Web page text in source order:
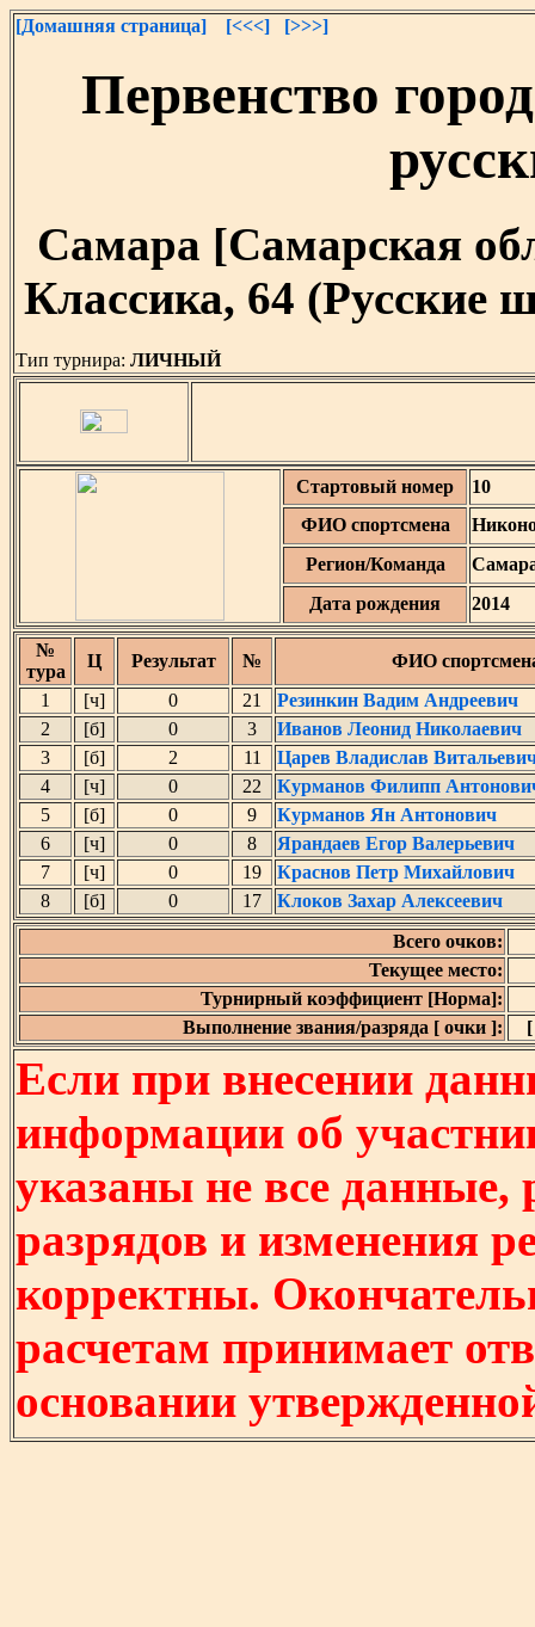
[Домашняя страница] [<<<] [>>>]
Первенство
Самара [Самарская
Классика, 64
Тип турнира: ЛИЧНЫЙ
Стартовый номер
10
ФИО спортсмена
Регион/Команда
Дата рождения
2014
№
тура
Ц Результат №
ФИО
1
[ч] 0 21
Резинкин Вадим Андреевич
2
[б] 0 3
Иванов Леонид Николаевич
3
[б] 2 11
Царев Владислав
4
[ч] 0 22
Курманов Филипп
5
[б] 0 9
Курманов Ян Антонович
6
[ч] 0 8
Ярандаев Егор Валерьевич
7
[ч] 0 19
Краснов Петр Михайлович
8
[б] 0 17
Клоков Захар Алексеевич
Всего очков:
Текущее место:
Турнирный коэффициент [Норма]:
Выполнение звания/разряда [ очки ]:
Если при внесении
информации об
указаны не все
разрядов и изменения
корректны.
расчетам принимает
основании